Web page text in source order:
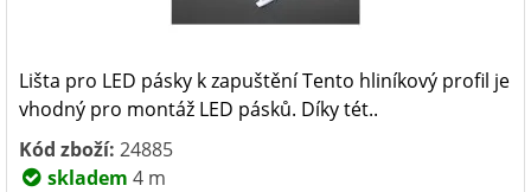
Lišta pro LED pásky k zapuštění Tento hliníkový profil je
vhodný pro montáž LED pásků. Díky tét..
Kód zboží: 24885
skladem 4 m